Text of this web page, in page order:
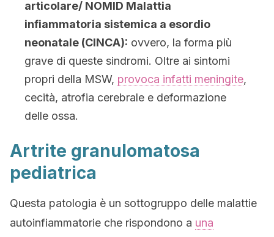
articolare/ NOMID Malattia
infiammatoria sistemica a esordio
neonatale (CINCA): ovvero, la forma più
grave di queste sindromi. Oltre ai sintomi
propri della MSW, provoca infatti meningite,
cecità, atrofia cerebrale e deformazione
delle ossa.
Artrite granulomatosa
pediatrica
Questa patologia è un sottogruppo delle malattie
autoinfiammatorie che rispondono a una